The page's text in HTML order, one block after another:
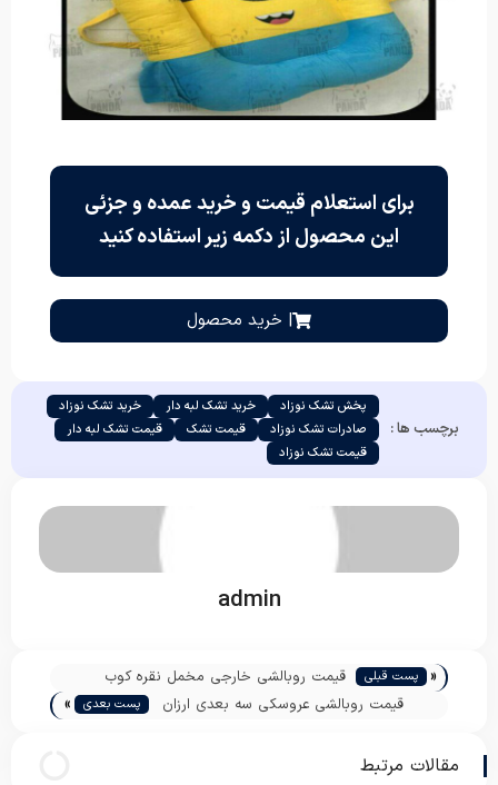
برای استعلام قیمت و خرید عمده و جزئی
این محصول از دکمه زیر استفاده کنید
| خرید محصول
برچسب ها :
پخش تشک نوزاد خرید تشک لبه دار
خرید تشک نوزاد
صادرات تشک نوزاد
قیمت تشک
قیمت تشک لبه دار
قیمت تشک نوزاد
admin
« پست قبلی
قیمت روبالشی خارجی مخمل نقره کوب
قیمت روبالشی عروسکی سه بعدی ارزان
پست بعدی »
مقالات مرتبط